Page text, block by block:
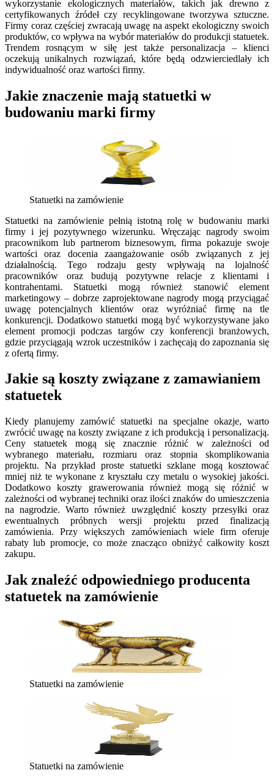
wykorzystanie ekologicznych materiałów, takich jak drewno z
certyfikowanych źródeł czy recyklingowane tworzywa sztuczne.
Firmy coraz częściej zwracają uwagę na aspekt ekologiczny swoich
produktów, co wpływa na wybór materiałów do produkcji statuetek.
Trendem rosnącym w siłę jest także personalizacja – klienci
oczekują unikalnych rozwiązań, które będą odzwierciedlały ich
indywidualność oraz wartości firmy.
Jakie znaczenie mają statuetki w
budowaniu marki firmy
Statuetki na zamówienie
Statuetki na zamówienie pełnią istotną rolę w budowaniu marki
firmy i jej pozytywnego wizerunku. Wręczając nagrody swoim
pracownikom lub partnerom biznesowym, firma pokazuje swoje
wartości oraz docenia zaangażowanie osób związanych z jej
działalnością. Tego rodzaju gesty wpływają na lojalność
pracowników oraz budują pozytywne relacje z klientami i
kontrahentami. Statuetki mogą również stanowić element
marketingowy – dobrze zaprojektowane nagrody mogą przyciągać
uwagę potencjalnych klientów oraz wyróżniać firmę na tle
konkurencji. Dodatkowo statuetki mogą być wykorzystywane jako
element promocji podczas targów czy konferencji branżowych,
gdzie przyciągają wzrok uczestników i zachęcają do zapoznania się
z ofertą firmy.
Jakie są koszty związane z zamawianiem
statuetek
Kiedy planujemy zamówić statuetki na specjalne okazje, warto
zwrócić uwagę na koszty związane z ich produkcją i personalizacją.
Ceny statuetek mogą się znacznie różnić w zależności od
wybranego materiału, rozmiaru oraz stopnia skomplikowania
projektu. Na przykład proste statuetki szklane mogą kosztować
mniej niż te wykonane z kryształu czy metalu o wysokiej jakości.
Dodatkowo koszty grawerowania również mogą się różnić w
zależności od wybranej techniki oraz ilości znaków do umieszczenia
na nagrodzie. Warto również uwzględnić koszty przesyłki oraz
ewentualnych próbnych wersji projektu przed finalizacją
zamówienia. Przy większych zamówieniach wiele firm oferuje
rabaty lub promocje, co może znacząco obniżyć całkowity koszt
zakupu.
Jak znaleźć odpowiedniego producenta
statuetek na zamówienie
Statuetki na zamówienie
Statuetki na zamówienie